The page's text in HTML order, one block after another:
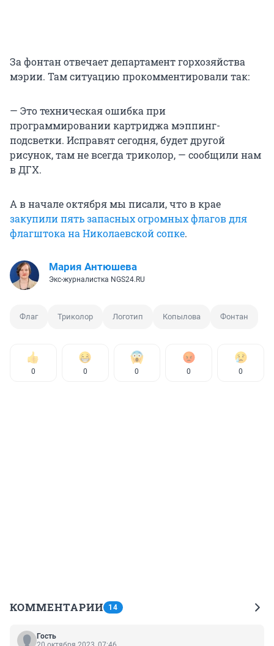
За фонтан отвечает департамент горхозяйства
мэрии. Там ситуацию прокомментировали так:
— Это техническая ошибка при
программировании картриджа мэппинг-
подсветки. Исправят сегодня, будет другой
рисунок, там не всегда триколор, — сообщили нам
в ДГХ.
А в начале октября мы писали, что в крае
закупили пять запасных огромных флагов для
флагштока на Николаевской сопке.
Мария Антюшева
Экс-журналистка NGS24.RU
Флаг Триколор Логотип Копылова Фонтан
0 0 0 0 0
КОММЕНТАРИИ 14
Гость